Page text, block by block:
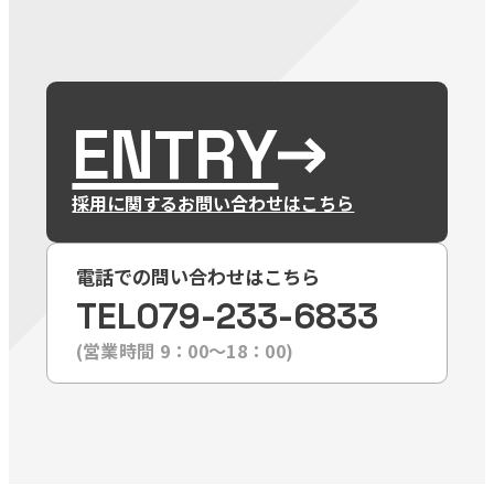
ENTRY
採用に関するお問い合わせはこちら
電話での問い合わせはこちら
TEL079-233-6833
(営業時間 9：00〜18：00)